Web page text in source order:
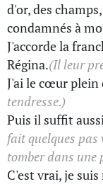
d'or, des
condamnés à
J'accorde la
Régina.(Il leur
J'ai le cœur plein
tendresse.)
Puis il suffit
fait quelques pas
tomber dans une
C'est vrai, je